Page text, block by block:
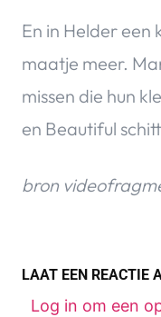
En in Helder een
maatje meer.
missen die hun
en Beautiful
bron
LAAT EEN REACTIE
Log in om een